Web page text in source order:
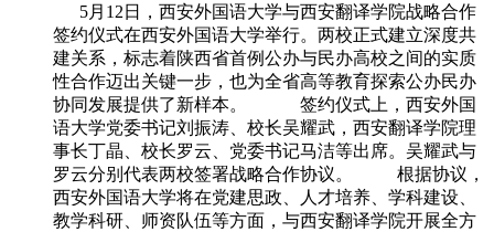
5月12日，西安外国语大学与西安翻译学院战略合作
签约仪式在西安外国语大学举行。两校正式建立深度共
建关系，标志着陕西省首例公办与民办高校之间的实质
性合作迈出关键一步，也为全省高等教育探索公办民办
协同发展提供了新样本。 签约仪式上，西安外国
语大学党委书记刘振涛、校长吴耀武，西安翻译学院理
事长丁晶、校长罗云、党委书记马洁等出席。吴耀武与
罗云分别代表两校签署战略合作协议。 根据协议，
西安外国语大学将在党建思政、人才培养、学科建设、
教学科研、师资队伍等方面，与西安翻译学院开展全方